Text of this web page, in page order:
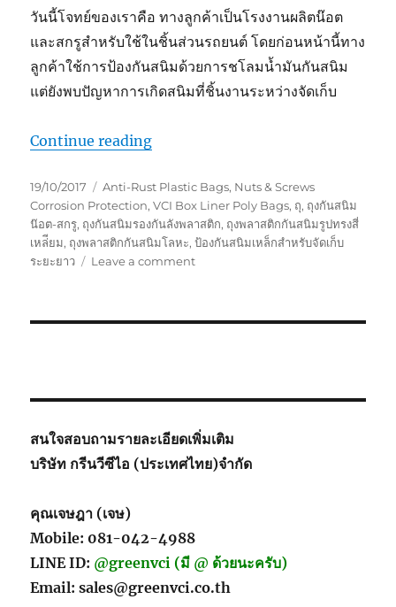
วันนี้โจทย์ของเราคือ ทางลูกค้าเป็นโรงงานผลิตน๊อต
และสกรูสำหรับใช้ในชิ้นส่วนรถยนต์ โดยก่อนหน้านี้ทาง
ลูกค้าใช้การป้องกันสนิมด้วยการชโลมน้ำมันกันสนิม
แต่ยังพบปัญหาการเกิดสนิมที่ชิ้นงานระหว่างจัดเก็บ
Continue reading“ถุงกันสนิมน๊อต-สกรู”
Posted
on
19/10/2017 Tags
Anti-Rust Plastic Bags, Nuts & Screws
Corrosion Protection,VCI Box Liner Poly Bags, ถุ, ถุงกันสนิม
น๊อต-สกรู, ถุงกันสนิมรองกันลังพลาสติก, ถุงพลาสติกกันสนิมรูปทรงสี่
เหล่ียม, ถุงพลาสติกกันสนิมโลหะ,ป้องกันสนิมเหล็กสำหรับจัดเก็บ
ระยะยาว
Leave a commenton
สนใจสอบถามรายละเอียดเพิ่มเติม
บริษัท กรีนวีซีไอ (ประเทศไทย)จำกัด
คุณเจษฎา (เจษ)
Mobile: 081-042-4988
LINE ID: @greenvci (มี @ ด้วยนะครับ)
Email: sales@greenvci.co.th